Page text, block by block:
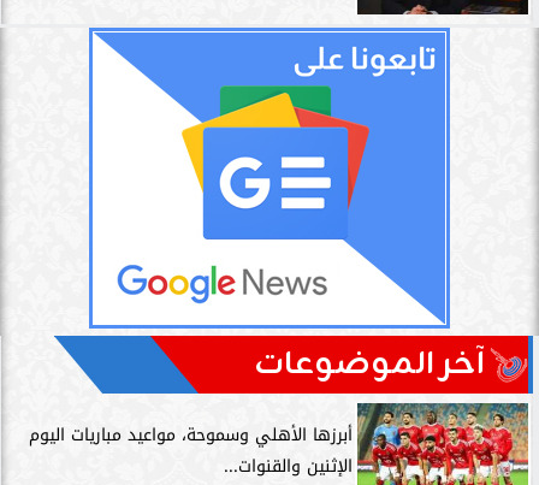
آخر الموضوعات
أبرزها الأهلي وسموحة، مواعيد مباريات اليوم
الإثنين والقنوات...